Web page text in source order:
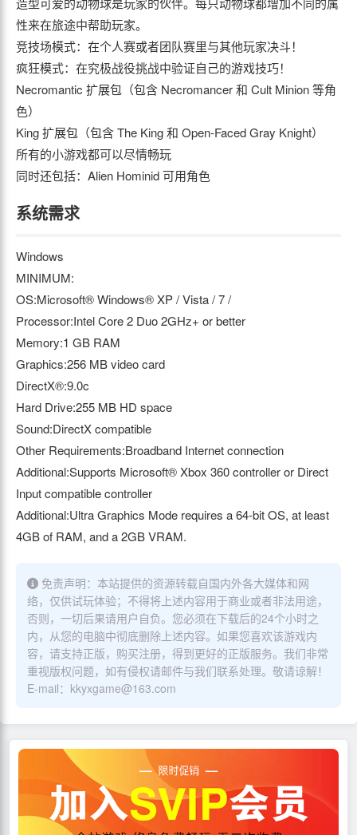
性来在旅途中帮助玩家。
竞技场模式：在个人赛或者团队赛里与其他玩家决斗！
疯狂模式：在究极战役挑战中验证自己的游戏技巧！
Necromantic 扩展包（包含 Necromancer 和 Cult Minion 等角
色）
King 扩展包（包含 The King 和 Open-Faced Gray Knight）
所有的小游戏都可以尽情畅玩
同时还包括：Alien Hominid 可用角色
系统需求
Windows
MINIMUM:
OS:Microsoft® Windows® XP / Vista / 7 /
Processor:Intel Core 2 Duo 2GHz+ or better
Memory:1 GB RAM
Graphics:256 MB video card
DirectX®:9.0c
Hard Drive:255 MB HD space
Sound:DirectX compatible
Other Requirements:Broadband Internet connection
Additional:Supports Microsoft® Xbox 360 controller or Direct
Input compatible controller
Additional:Ultra Graphics Mode requires a 64-bit OS, at least
4GB of RAM, and a 2GB VRAM.
免责声明：本站提供的资源转载自国内外各大媒体和网
络，仅供试玩体验；不得将上述内容用于商业或者非法用途，
否则，一切后果请用户自负。您必须在下载后的24个小时之
内，从您的电脑中彻底删除上述内容。如果您喜欢该游戏内
容，请支持正版，购买注册，得到更好的正版服务。我们非常
重视版权问题，如有侵权请邮件与我们联系处理。敬请谅解！
E-mail：kkyxgame@163.com